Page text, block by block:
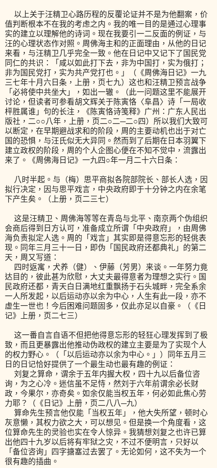
以上关于汪精卫心路历程的反覆论证并不是为他翻案，价
值判断根本不在我的考虑之内。我的唯一目的是通过心理事
实的建立以理解他的诗词。现在我要引一二反面的例证，与
汪的心理状态作对照。周佛海主和的正面理由，从他的日记
来看，与汪精卫几乎完全一致。他在日记中又记下了国民党
同仁的共识：「咸以如此打下去，非为中国打，实为俄打；
非为国民党打，实为共产党打也。」（《周佛海日记》一九
三七年十月六日条，上册，页七九）这也和汪精卫预言战争
「必将使中共坐大」，如出一辙。（此一问题这里不能展开
讨论，但读者可参看胡文辉关于陈寅恪〈阜昌〉诗「一局收
枰胜属谁」句的长注，《陈寅恪诗笺释》广州：广东人民出
版社，二○○八年，上册，页二○二─二○四）所以我们大致可
以断定，在早期避战求和的阶段，周的主要动机也出于对亡
国的恐惧，与汪氏似无大异同。然而到了后期在日本羽翼下
建立政权的阶段，周的个人企图心便在不知不觉中，流露出
来了。《周佛海日记》一九四○年一月二十六日条：
八时半起。与（梅）思平商拟各院部院长、部长人选，因
拟行决定，因与思平戏言，中央政府即于十分钟之内在余笔
下产生矣。（上册，页二三七）
这是汪精卫、周佛海等等在青岛与北平、南京两个伪组织
会商后得到日方认可，准备成立所谓「中央政府」，由周佛
海负责拟定人选。周的「戏言」其实即是得意忘形的轻佻表
现。同年三月三十一日，即伪「国民政府还都典礼」的第二
天，周又写道：
四时返寓，犬养（健）、伊藤（芳男）来谈。一年努力竟
达目的，彼此甚为欣慰，大丈夫最得意者为理想之实行。国
民政府还都，青天白日满地红重飘扬于石头城畔，完全系余
一人所发起，以后运动亦以余为中心，人生有此一段，亦不
虚生一世也！今后困难问题固多，仅此亦足以自豪。（《日
记》上册，页二七三）
这一番自言自语不但把他得意忘形的轻狂心理发挥到了极
致，而且更暴露出他推动伪政权的建立主要是为了实现个人
的权力野心。（「以后运动亦以余为中心。」）同年五月三
日的日记恰好提供了一个最生动也最有趣的例证：
刘复之算命，谓余于五年内握大权，四十九以后备位咨
询，为之心冷。迷信虽不足恃，然刘于六年前谓余必长财
政，今果尔，亦奇矣。如余仅能当权五年，何必如此焦心劳
力耶？（《日记》上册，页二八八─九）
算命先生预言他仅能「当权五年」，他大失所望，顿时心
灰意懒，其权力欲之大，可以想见。但是换一个角度看，这
位算命先生的灵验也实在令人惊异。我猜想刘复之也许已算
出他四十九岁以后将有牢狱之灾，不过不便明言，只好以
「备位咨询」四字搪塞过去罢了。无论如何，这不失为一个
很有趣的插曲。